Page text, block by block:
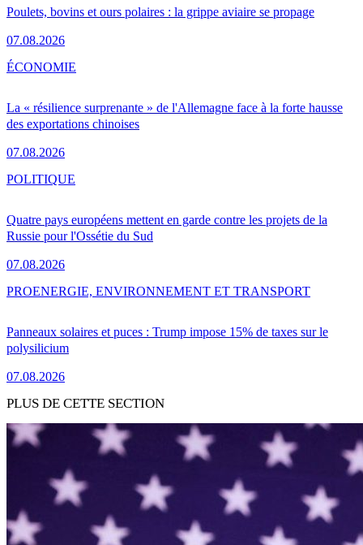
Poulets, bovins et ours polaires : la grippe aviaire se propage
07.08.2026
La « résilience surprenante » de l'Allemagne face à la forte hausse
des exportations chinoises
07.08.2026
ÉCONOMIE
Quatre pays européens mettent en garde contre les projets de la
Russie pour l'Ossétie du Sud
07.08.2026
POLITIQUE
Panneaux solaires et puces : Trump impose 15% de taxes sur le
polysilicium
07.08.2026
PROENERGIE, ENVIRONNEMENT ET TRANSPORT
PLUS DE CETTE SECTION